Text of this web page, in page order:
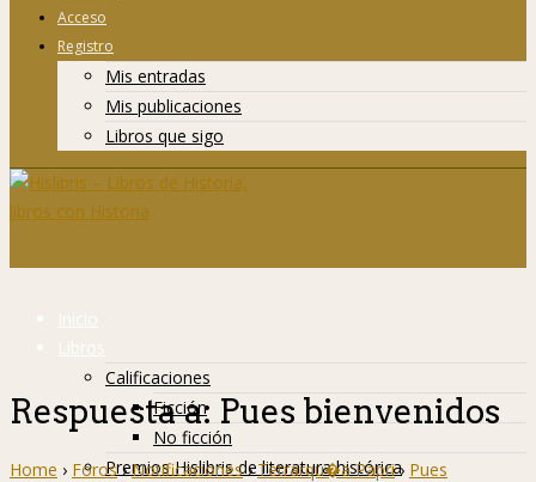
Acceso
Registro
Mis entradas
Mis publicaciones
Libros que sigo
Inicio
Libros
Calificaciones
Ficción
No ficción
Premios Hislibris de literatura histórica
Respuesta a: Pues bienvenidos
Home › Foros › Notificaciones › Tetrarqu�a Papri › Pues